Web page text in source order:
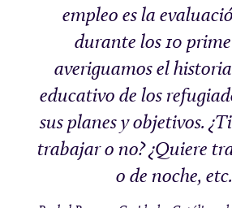
empleo es la
durante los 10
averiguamos el
educativo de los
sus planes y objetivos.
trabajar o no? ¿Quiere
o de noche,